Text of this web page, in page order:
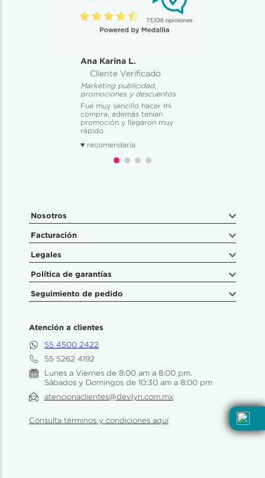
Ana Karina L.
Cliente Verificado
Marketing publicidad,
promociones y descuentos
Fue muy sencillo hacer mi
compra, además tenían
promoción y llegaron muy
rápido
♥ recomendaría
Nosotros
Facturación
Legales
Política de garantías
Seguimiento de pedido
Atención a clientes
55 4500 2422
55 5262 4192
Lunes a Viernes de 8:00 am a 8:00 pm.
Sábados y Domingos de 10:30 am a 8:00 pm
atencionaclientes@devlyn.com.mx
Consulta términos y condiciones aquí